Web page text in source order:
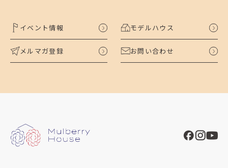
イベント情報 モデルハウス
メルマガ登録 お問い合わせ